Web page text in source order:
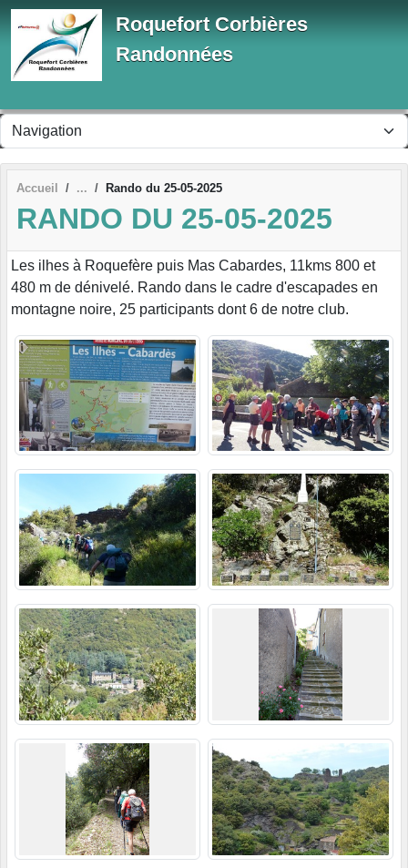
Roquefort Corbières
Randonnées
Accueil Rando du 25-05-2025
RANDO DU 25-05-2025
Les ilhes à Roquefère puis Mas Cabardes, 11kms 800 et
480 m de dénivelé. Rando dans le cadre d'escapades en
montagne noire, 25 participants dont 6 de notre club.
Panneau de gestion des cookies